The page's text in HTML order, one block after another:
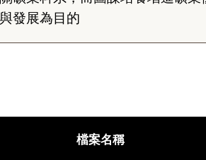
發展為目的
檔案名稱